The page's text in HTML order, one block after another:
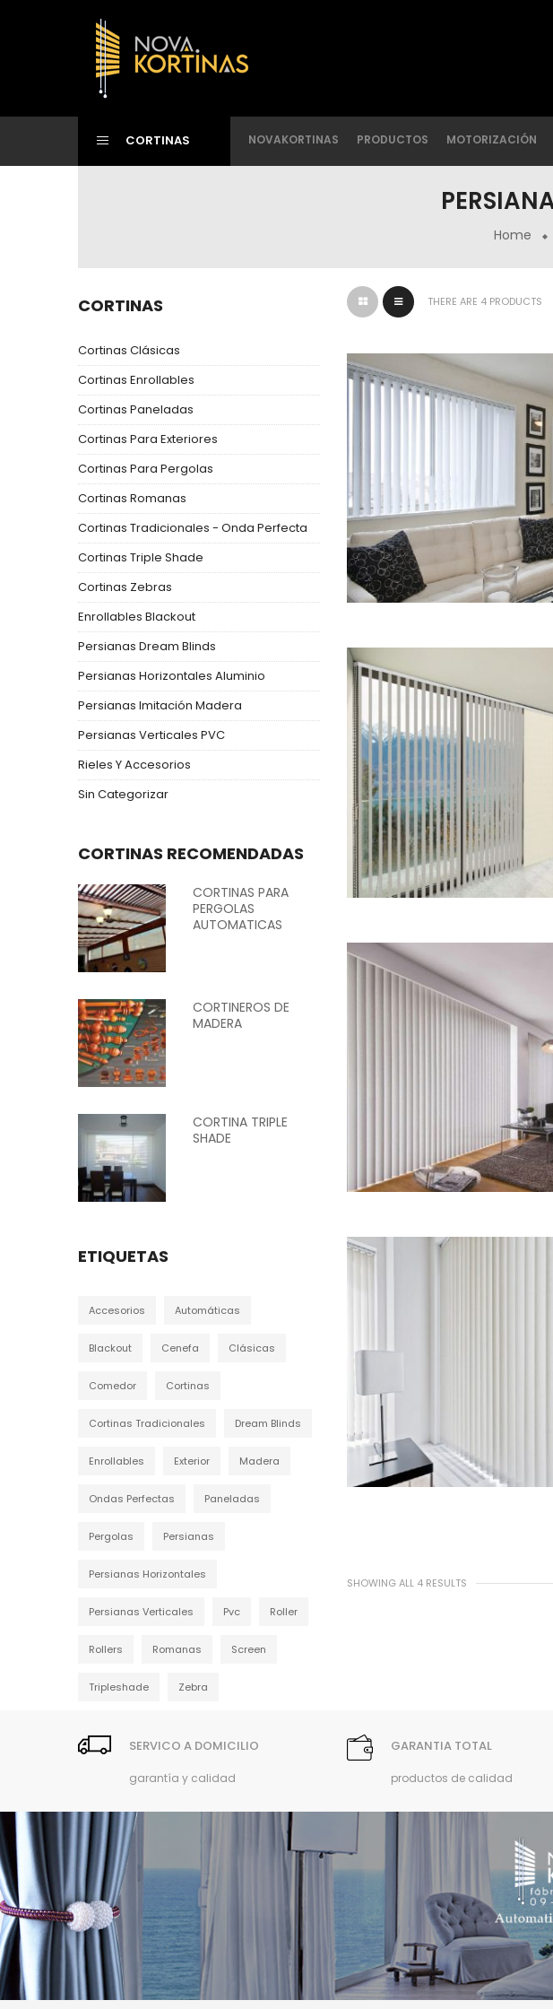
CORTINAS NOVAKORTINAS PRODUCTOS MOTORIZACIÓN
Home
CORTINAS
Cortinas Clásicas
Cortinas Enrollables
Cortinas Paneladas
Cortinas Para Exteriores
Cortinas Para Pergolas
Cortinas Romanas
Cortinas Tradicionales - Onda Perfecta
Cortinas Triple Shade
Cortinas Zebras
Enrollables Blackout
Persianas Dream Blinds
Persianas Horizontales Aluminio
Persianas Imitación Madera
Persianas Verticales PVC
Rieles Y Accesorios
Sin Categorizar
CORTINAS RECOMENDADAS
CORTINAS PARA
PERGOLAS
AUTOMATICAS
CORTINEROS DE
MADERA
CORTINA TRIPLE
SHADE
ETIQUETAS
Accesorios Automáticas
Blackout Cenefa Clásicas
Comedor Cortinas
Cortinas Tradicionales Dream Blinds
Enrollables Exterior Madera
Ondas Perfectas Paneladas
Pergolas Persianas
Persianas Horizontales
Persianas Verticales Pvc Roller
Rollers Romanas Screen
Tripleshade Zebra
THERE ARE 4 PRODUCTS
SHOWING ALL 4 RESULTS
SERVICO A DOMICILIO
garantía y calidad
GARANTIA TOTAL
productos de calidad